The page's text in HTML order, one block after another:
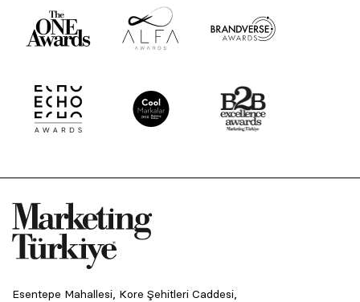
Esentepe Mahallesi, Kore Şehitleri Caddesi,